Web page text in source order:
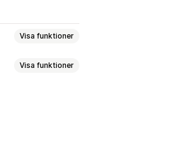
Visa funktioner
Visa funktioner